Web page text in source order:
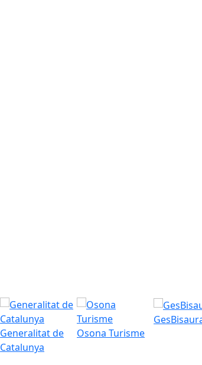
Generalitat de
Catalunya
Osona Turisme